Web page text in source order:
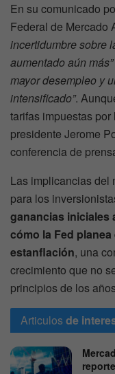
En su comunicado
Federal de Mercado
incertidumbre sobre
aumentado aún más”
mayor desempleo y
intensificado”.
tarifas impuestas
presidente Jerome
conferencia de
Las implicancias del
para los
ganancias iniciales
cómo la Fed
estanflación, una
crecimiento que no
principios de los
Articulosde